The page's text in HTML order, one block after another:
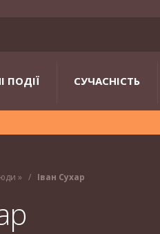
ПОДІЇ СУЧАСНІСТЬ
» Іван Сухар